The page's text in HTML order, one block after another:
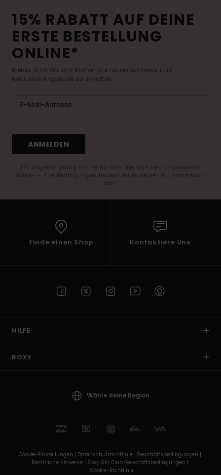
15% RABATT AUF DEINE
ERSTE BESTELLUNG
ONLINE*
Melde dich an, um immer die neuesten News und
exklusive Angebote zu erhalten.
ANMELDEN
(*) Angebot gültig online für alle, die sich neu angemeldet
haben - Alle Bedingungen findest du in deiner Willkommens-
Mail
Finde einen Shop Kontaktiere Uns
HILFE
ROXY
Wähle deine Region
Cookie-Einstellungen | Datenschutzrichtlinie | Geschäftsbedingungen |
Rechtliche Hinweise | Roxy Girl Club Geschäftsbedingungen |
Cookie-Richtlinie